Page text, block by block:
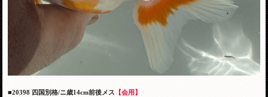
■20398 四国別格/ニ歳14cm前後メス 【会用】